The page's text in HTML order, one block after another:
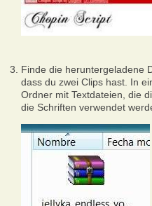
Finde die heruntergeladene
dass du zwei Clips hast. In
Ordner mit Textdateien, die
die Schriften verwendet